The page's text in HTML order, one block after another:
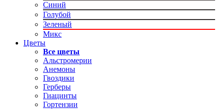
Синий
Голубой
Зеленый
Микс
Цветы
Все цветы
Альстромерии
Анемоны
Гвоздики
Герберы
Гиацинты
Гортензии